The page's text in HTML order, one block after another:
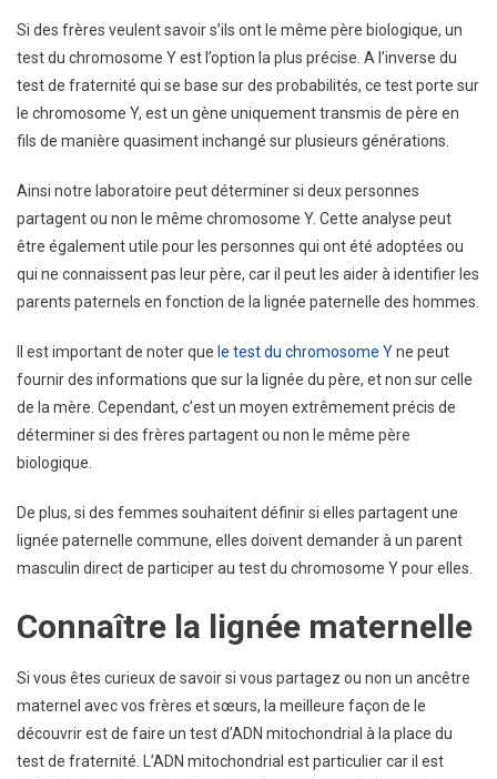
Si des frères veulent savoir s’ils ont le même père biologique, un
test du chromosome Y est l’option la plus précise. A l’inverse du
test de fraternité qui se base sur des probabilités, ce test porte sur
le chromosome Y, est un gène uniquement transmis de père en
fils de manière quasiment inchangé sur plusieurs générations.
Ainsi notre laboratoire peut déterminer si deux personnes
partagent ou non le même chromosome Y. Cette analyse peut
être également utile pour les personnes qui ont été adoptées ou
qui ne connaissent pas leur père, car il peut les aider à identifier les
parents paternels en fonction de la lignée paternelle des hommes.
Il est important de noter que le test du chromosome Yne peut
fournir des informations que sur la lignée du père, et non sur celle
de la mère. Cependant, c’est un moyen extrêmement précis de
déterminer si des frères partagent ou non le même père
biologique.
De plus, si des femmes souhaitent définir si elles partagent une
lignée paternelle commune, elles doivent demander à un parent
masculin direct de participer au test du chromosome Y pour elles.
Connaître la lignée maternelle
Si vous êtes curieux de savoir si vous partagez ou non un ancêtre
maternel avec vos frères et sœurs, la meilleure façon de le
découvrir est de faire un test d’ADN mitochondrial à la place du
test de fraternité. L’ADN mitochondrial est particulier car il est